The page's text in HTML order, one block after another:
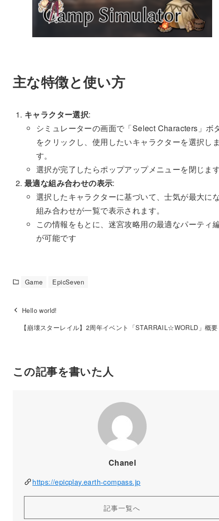
主な特徴と使い方
キャラクター選択:
シミュレーターの画面で「Select Characters」ボ
をクリックし、使用したいキャラクターを選択し
す。
選択が完了したらポップアップメニューを閉じま
最適な組み合わせの表示:
選択したキャラクターに基づいて、士気が最大に
組み合わせが一覧で表示されます。
この情報をもとに、迷宮攻略用の最適なパーティ
が可能です
Game EpicSeven
Hello world!
【崩壊スターレイル】2周年イベント「STARRAIL☆WORLD」概
この記事を書いた人
Chanel
https://epicplay.earth-compass.jp
記事一覧へ